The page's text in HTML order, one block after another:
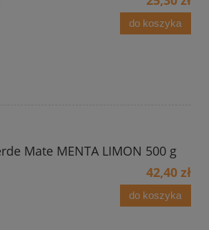
do koszyka
Mate MENTA LIMON 500 g
42,40 zł
do koszyka